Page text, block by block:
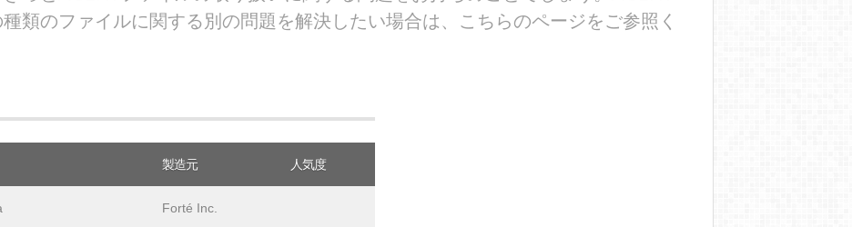
類のファイルに関する別の問題を解決したい場合は、こちらのページをご参照く
製造元 人気度
Forté Inc.